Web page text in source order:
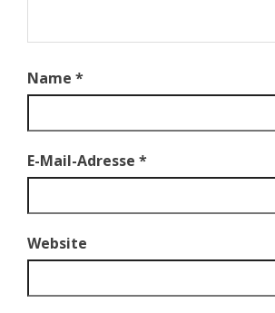
Name *
E-Mail-Adresse *
Website